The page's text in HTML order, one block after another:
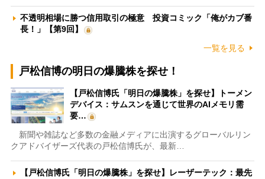
不透明相場に勝つ信用取引の極意 投資コミック「俺がカブ番
長！」【第9回】
一覧を見る
戸松信博の明日の爆騰株を探せ！
【戸松信博氏「明日の爆騰株」を探せ】トーメン
デバイス：サムスンを通じて世界のAIメモリ需
要…
新聞や雑誌など多数の金融メディアに出演するグローバルリン
クアドバイザーズ代表の戸松信博氏が、最新…
【戸松信博氏「明日の爆騰株」を探せ】レーザーテック：最先